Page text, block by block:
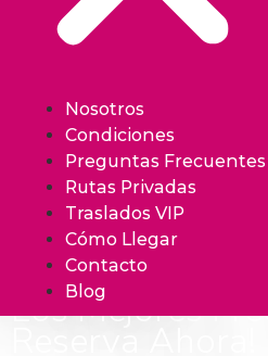
Nosotros
Condiciones
Preguntas Frecuentes
Rutas Privadas
Traslados VIP
Cómo Llegar
Contacto
Blog
VIVE MADRID
Los Mejores